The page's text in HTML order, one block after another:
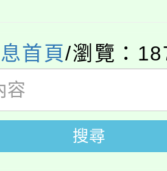
。
至27日，桃園電
園市運動會8/
游泳池舉行。
收入戶享有免
惠，中低收入戶
造教育及科技
教育及科技中
首頁/瀏覽：
搜尋